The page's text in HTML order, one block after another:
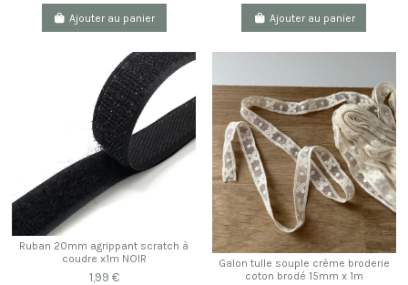
Ajouter au panier Ajouter au panier
Ruban 20mm agrippant scratch à
coudre x1m NOIR
1,99 €
Galon tulle souple crème broderie
coton brodé 15mm x 1m